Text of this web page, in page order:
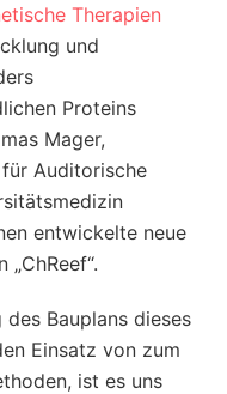
Therapien
und
Proteins
Mager,
Auditorische
entwickelte neue
Bauplans dieses
Einsatz von zum
ist es uns